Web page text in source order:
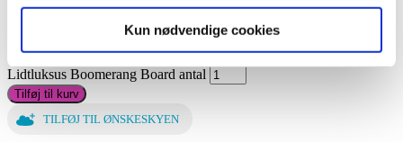
Kun nødvendige cookies
Lidtluksus Boomerang Board antal
Tilføj til kurv
TILFØJ TIL ØNSKESKYEN